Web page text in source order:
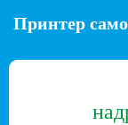
Принтер